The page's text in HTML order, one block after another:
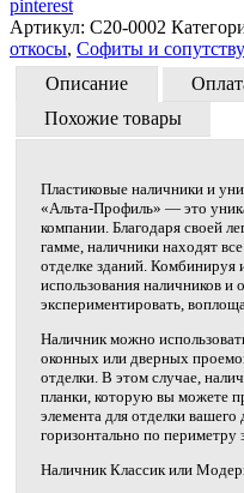
pinterest
Артикул: C20-0002
откосы, Софиты и
Описание
Похожие товары
Пластиковые наличники и
«Альта-Профиль» — это
компании. Благодаря своей
гамме, наличники находят
отделке зданий. Комбинируя
использования наличников и
экспериментировать,
Наличник можно
оконных или дверных
отделки. В этом случае,
планки, которую вы можете
элемента для отделки
горизонтально по периметру
Наличник Классик или